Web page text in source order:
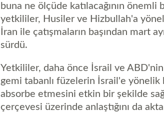
buna ne ölçüde katılacağının
yetkililer, Husiler ve Hizbullah'a
İran ile çatışmaların başından mart
sürdü.
Yetkililer, daha önce İsrail ve
gemi tabanlı füzelerin İsrail'e yönelik
absorbe etmesini etkin bir şekilde
çerçevesi üzerinde anlaştığını da